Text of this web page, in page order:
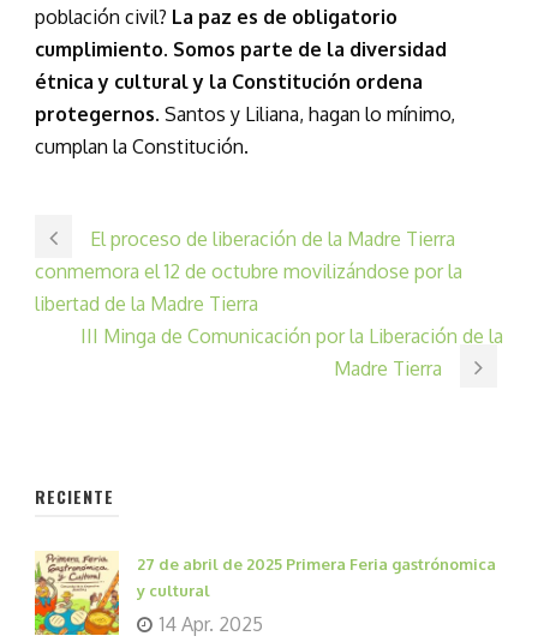
población civil? La paz es de obligatorio
cumplimiento. Somos parte de la diversidad
étnica y cultural y la Constitución ordena
protegernos. Santos y Liliana, hagan lo mínimo,
cumplan la Constitución.
El proceso de liberación de la Madre Tierra
conmemora el 12 de octubre movilizándose por la
libertad de la Madre Tierra
III Minga de Comunicación por la Liberación de la
Madre Tierra
RECIENTE
27 de abril de 2025 Primera Feria gastrónomica
y cultural
14 Apr. 2025